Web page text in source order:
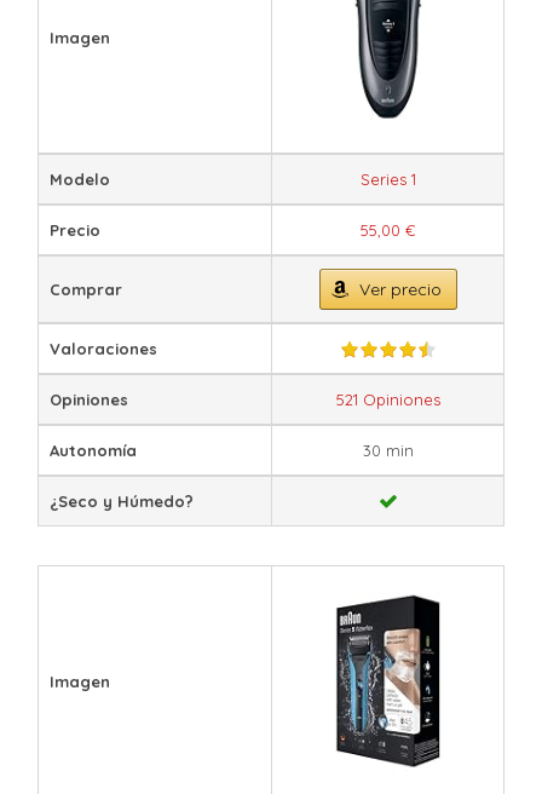
Imagen
Modelo Series 1
Precio 55,00 €
Comprar Ver precio
Valoraciones
Opiniones 521 Opiniones
Autonomía 30 min
¿Seco y Húmedo?
Imagen